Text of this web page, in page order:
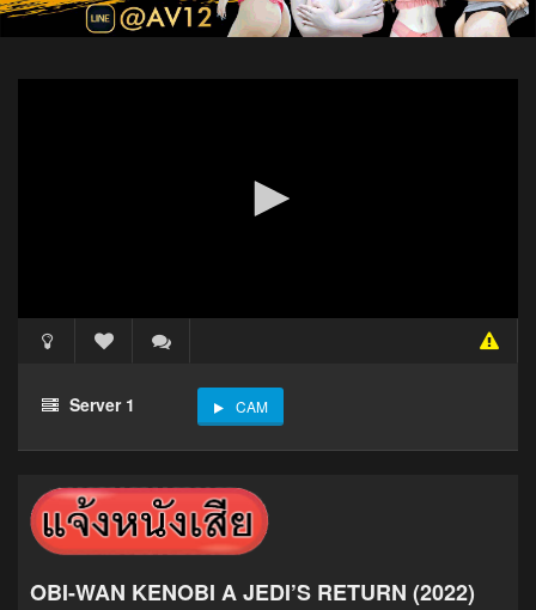
Server 1 CAM
OBI-WAN KENOBI A JEDI’S RETURN (2022)